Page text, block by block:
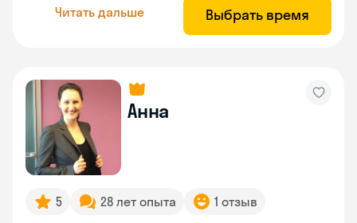
Читать дальше Выбрать время
Анна
5 28 лет опыта 1 отзыв